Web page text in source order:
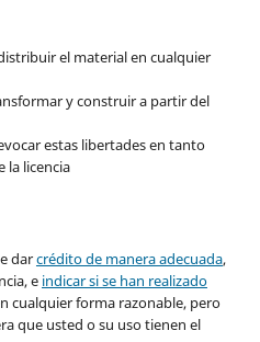
el material en cualquier
y construir a partir del
estas libertades en tanto
la licencia
darcrédito de manera adecuada,
e indicar si se han realizado
cualquier forma razonable, pero
que usted o su uso tienen el